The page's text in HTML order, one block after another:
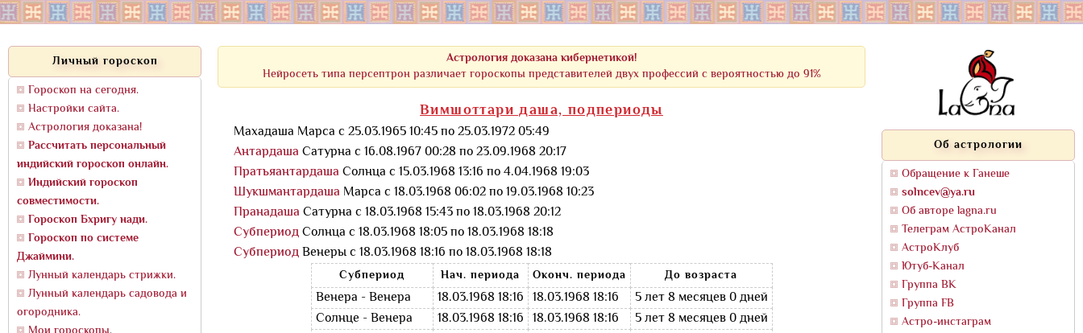
Личный гороскоп
Гороскоп на сегодня.
Настройки сайта.
Астрология доказана!
Рассчитать персональный
индийский гороскоп онлайн.
Индийский гороскоп
совместимости.
Гороскоп Бхригу нади.
Гороскоп по системе
Джаймини.
Лунный календарь стрижки.
Лунный календарь садовода и
огородника.
Астрология доказана кибернетикой!
Нейросеть типа персептрон различает гороскопы представителей двух профессий с вероятностью до 91%
Вимшоттари даша, подпериоды
Махадаша Марса с 25.03.1965 10:45 по 25.03.1972 05:49
Антардаша Сатурна с 16.08.1967 00:28 по 23.09.1968 20:17
Пратьяантардаша Солнца с 15.03.1968 13:16 по 4.04.1968 19:03
Шукшмантардаша Марса с 18.03.1968 06:02 по 19.03.1968 10:23
Пранадаша Сатурна с 18.03.1968 15:43 по 18.03.1968 20:12
СубпериодСолнца с 18.03.1968 18:05 по 18.03.1968 18:18
СубпериодВенеры с 18.03.1968 18:16 по 18.03.1968 18:18
Субпериод Нач. периода Оконч. периода До возраста
Венера - Венера 18.03.1968 18:16 18.03.1968 18:16
5 лет 8 месяцев 0 дней
Солнце - Венера
18.03.1968 18:16 18.03.1968 18:16
5 лет 8 месяцев 0 дней
Об астрологии
Обращение к Ганеше
solncev@ya.ru
Об авторе lagna.ru
Телеграм АстроКанал
АстроКлуб
Ютуб-Канал
Группа ВК
Группа FB
Астро-инстаграм